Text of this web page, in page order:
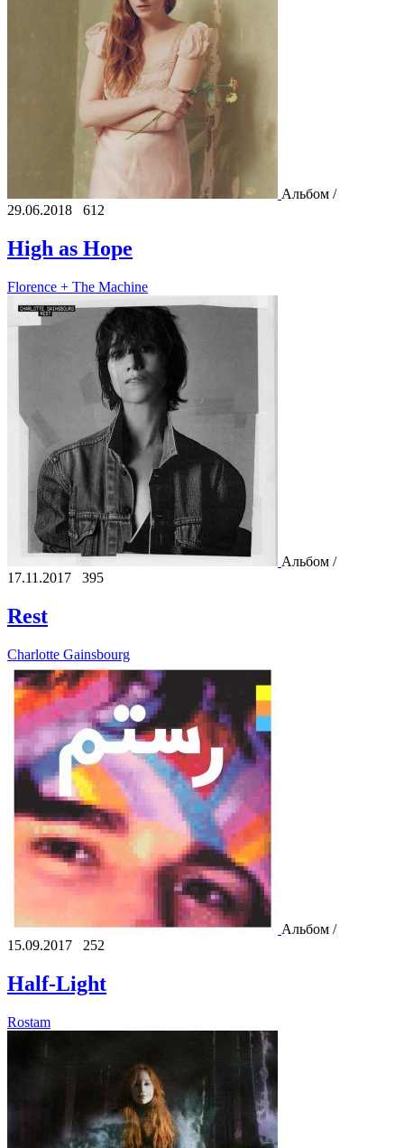
Альбом /
29.06.2018
612
High as Hope
Florence + The Machine
Альбом /
17.11.2017
395
Rest
Charlotte Gainsbourg
Альбом /
15.09.2017
252
Half-Light
Rostam